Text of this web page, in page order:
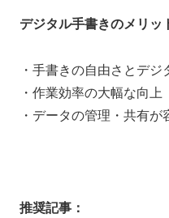
デジタル手書きのメリッ
・手書きの自由さとデ
・作業効率の大幅な向上
・データの管理・共有が
推奨記事：